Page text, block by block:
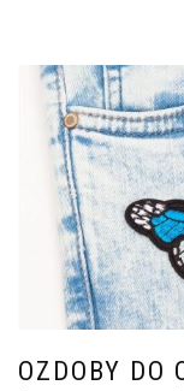
OZDOBY DO